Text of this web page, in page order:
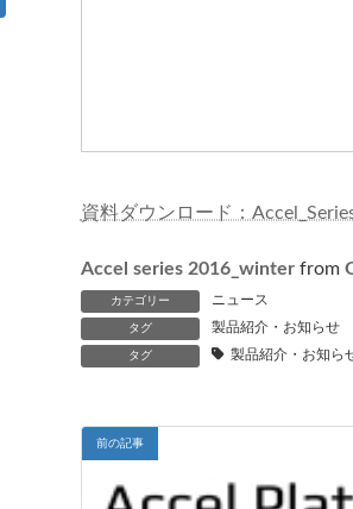
資料ダウンロード：
Accel series 2016_winter from
カテゴリー ニュース
タグ 製品紹介・お知らせ
タグ 製品紹介・お知ら
前の記事